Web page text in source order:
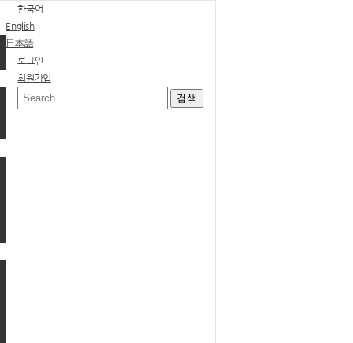
한국어
English
日本語
로그인
회원가입